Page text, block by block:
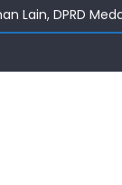
Lain, DPRD
Medan